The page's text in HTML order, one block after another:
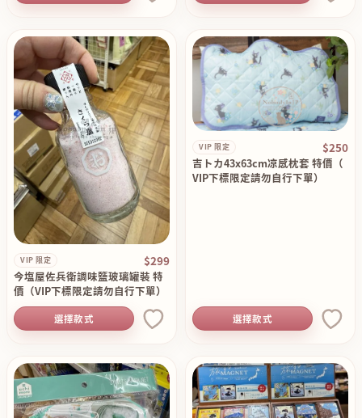
VIP 限定 $299
今塩屋佐兵衛調味鹽玻璃罐裝 特
價（VIP下標限定請勿自行下單）
選擇款式
VIP 限定 $250
吉トカ43x63cm凉感枕套 特價（
VIP下標限定請勿自行下單）
選擇款式